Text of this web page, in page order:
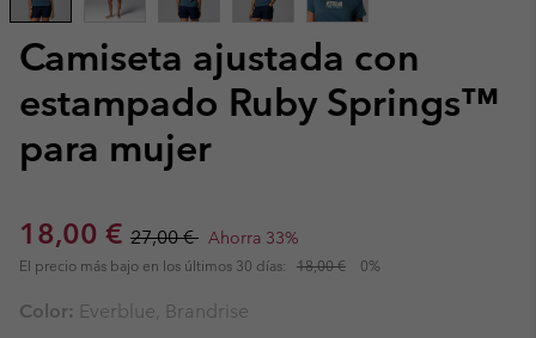
Camiseta ajustada con
estampado Ruby Springs™
para mujer
Sale price:
18,00 € Regular price:
27,00 € Ahorra 33%
El precio más bajo en los últimos 30 días: 18,00 € 0%
Color: Everblue, Brandrise